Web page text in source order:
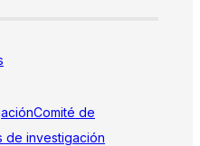
Comité de
de investigación